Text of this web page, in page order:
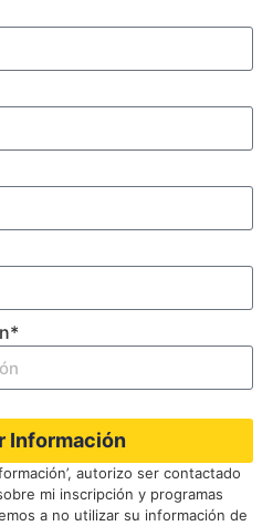
Información
autorizo ser contactado
mi inscripción y programas
a no utilizar su información de